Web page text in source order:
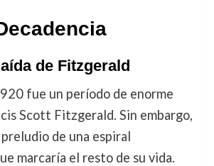
de Fitzgerald
fue un período de enorme
Scott Fitzgerald. Sin embargo,
de una espiral
marcaría el resto de su vida.